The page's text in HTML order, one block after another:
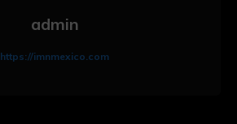
admin
https://imnmexico.com